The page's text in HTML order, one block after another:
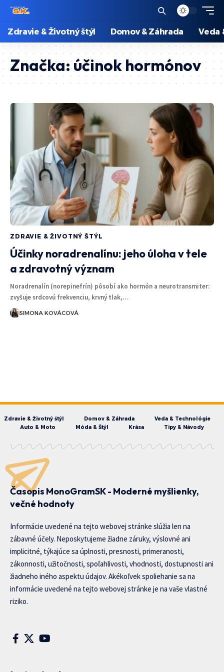
Zdravie & Životný štýl Domov & Záhrada Veda
Značka:účinok hormónov
ZDRAVIE & ŽIVOTNÝ ŠTÝL
Účinky noradrenalínu: jeho úloha v tele
a zdravotný význam
Noradrenalín (norepinefrín) pôsobí ako hormón a neurotransmiter:
zvyšuje srdcovú frekvenciu, krvný tlak,…
SIMONA KOVÁCOVÁ
Zdravie & Životný štýl Domov & Záhrada
Veda & Technológie
Auto & Moto
Móda & Štýl Krása Tipy & Návody
Časopis MonoGramSK - Moderné myšlienky,
večné hodnoty
Informácie uvedené na tejto webovej stránke slúžia len na
zábavné účely. Neposkytujeme žiadne záruky, výslovné ani
implicitné, týkajúce sa úplnosti, presnosti, primeranosti,
zákonnosti, užitočnosti, spoľahlivosti, vhodnosti, dostupnosti ani
žiadneho iného aspektu údajov. Akékoľvek spoliehanie sa na
informácie uvedené na tejto webovej stránke je na vaše vlastné
riziko.